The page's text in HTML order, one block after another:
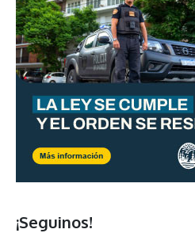
¡Seguinos!